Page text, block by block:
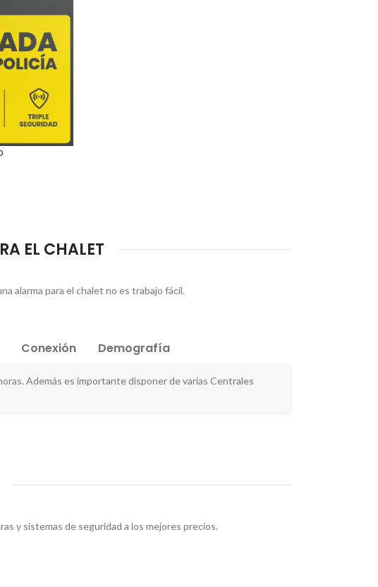
EL CHALET
alarma para el chalet no es trabajo fácil.
Conexión Demografía
Además es importante disponer de varias Centrales
y sistemas de seguridad a los mejores precios.